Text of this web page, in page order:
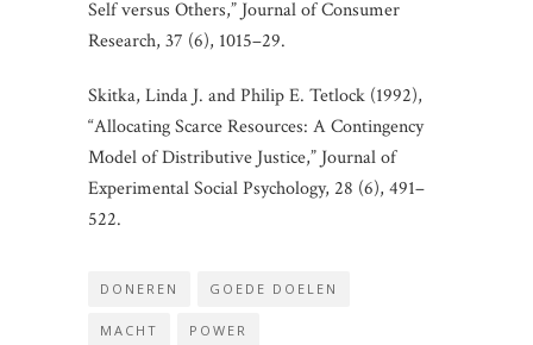
Self versus Others,” Journal of Consumer
Research, 37 (6), 1015–29.
Skitka, Linda J. and Philip E. Tetlock (1992),
“Allocating Scarce Resources: A Contingency
Model of Distributive Justice,” Journal of
Experimental Social Psychology, 28 (6), 491–
522.
DONEREN GOEDE DOELEN
MACHT POWER